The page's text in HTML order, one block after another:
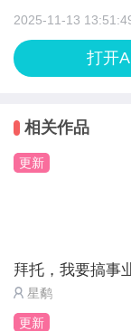
哦。
的那条线 。作
线，再加上寒假有点
次玩的时间隔得
富值比副线的少
多完结了再回来
关系 ，总之我
况我的小心脏可
2025-11-13
打开
相关作品
更新
星鹬
更新